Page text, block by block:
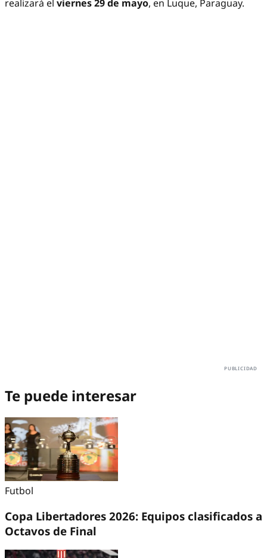
realizará el viernes 29 de mayo, en Luque, Paraguay.
Te puede interesar
Futbol
Copa Libertadores 2026: Equipos clasificados a
Octavos de Final